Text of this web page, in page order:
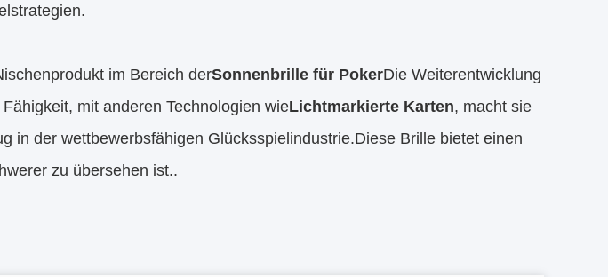
im Bereich derSonnenbrille für PokerDie Weiterentwicklung
mit anderen Technologien wieLichtmarkierte Karten, macht sie
in der wettbewerbsfähigen Glücksspielindustrie.Diese Brille bietet einen
zu übersehen ist..